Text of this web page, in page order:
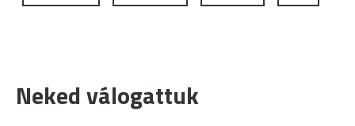
Neked válogattuk